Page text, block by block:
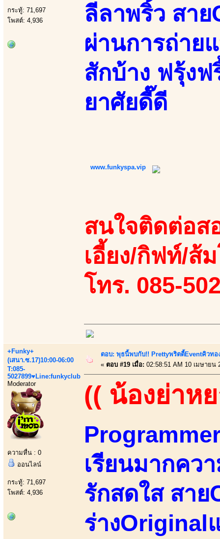
กระทู้: 71,697
โพสต์: 4,936
ลีลาพริ้ว สา
ผ่านการถ่าย
สักบ้าง ฟรุ้งฟ
ยาศัยดี๊ดี
www.funkyspa.vip
สนใจติดต่อส
เอี้ยง/กิฟท์/ส้
โทร. 085-
+Funky+
(เสนา.ซ.17)10:00-06:00
T:085-
5027899♥Line:funkyclub
Moderator
ความหื่น : 0
ออนไลน์
กระทู้: 71,697
โพสต์: 4,936
ตอบ: พุธนี้พบกับ!! Prettyพริตตี้Eventคิวทอ
« ตอบ #19 เมื่อ: 02:58:51 AM 10 เมษายน
(( น้องย่าห
เรียนมากคว
รักสดใส สา
ร่างOriginal